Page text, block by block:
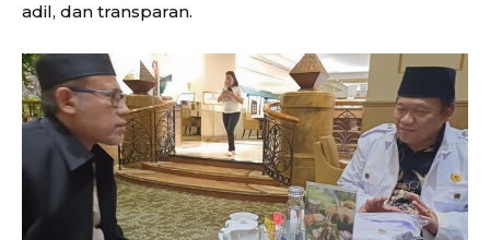
adil, dan transparan.